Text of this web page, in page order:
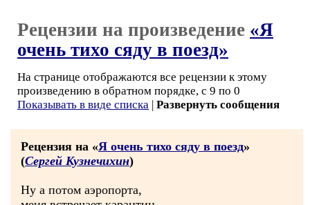
Рецензии на произведение «Я
очень тихо сяду в поезд»
На странице отображаются все рецензии к этому
произведению в обратном порядке, с 9 по 0
Показывать в виде списка | Развернуть сообщения
Рецензия на «Я очень тихо сяду в поезд»
(Сергей Кузнечихин)
Ну а потом аэропорта,